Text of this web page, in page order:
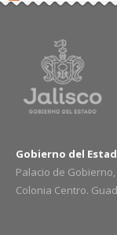
Gobierno del
Palacio de Gobierno,
Colonia Centro.